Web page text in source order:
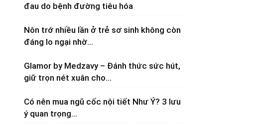
đau do bệnh đường tiêu hóa
Nôn trớ nhiều lần ở trẻ sơ sinh không còn
đáng lo ngại nhờ...
Glamor by Medzavy – Đánh thức sức hút,
giữ trọn nét xuân cho...
Có nên mua ngũ cốc nội tiết Như Ý? 3 lưu
ý quan trọng...